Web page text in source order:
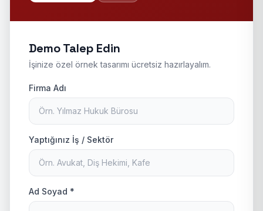
Demo Talep Edin
İşinize özel örnek tasarımı ücretsiz hazırlayalım.
Firma Adı
Yaptığınız İş / Sektör
Ad Soyad *